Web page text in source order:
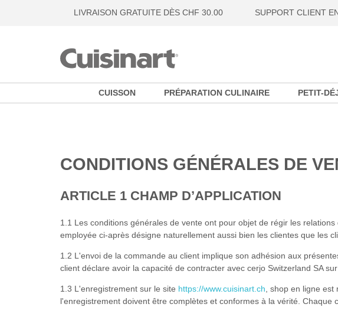
LIVRAISON GRATUITE DÈS CHF 30.00 SUPPORT CLIENT
CUISSON PRÉPARATION CULINAIRE PETIT-
CONDITIONS GÉNÉRALES DE
ARTICLE 1 CHAMP D’APPLICATION
1.1 Les conditions générales de vente ont pour objet de régir les
employée ci-après désigne naturellement aussi bien les clientes que les
1.2 L'envoi de la commande au client implique son adhésion aux
client déclare avoir la capacité de contracter avec cerjo Switzerland SA
1.3 L'enregistrement sur le site https://www.cuisinart.ch , shop en ligne
l'enregistrement doivent être complètes et conformes à la vérité. Chaque